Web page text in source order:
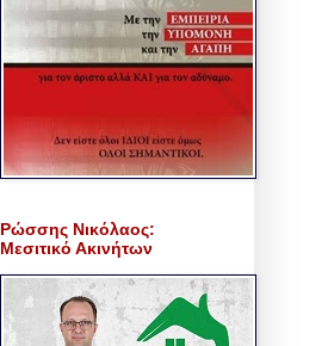
Ρώσσης Νικόλαος:
Μεσιτικό Ακινήτων